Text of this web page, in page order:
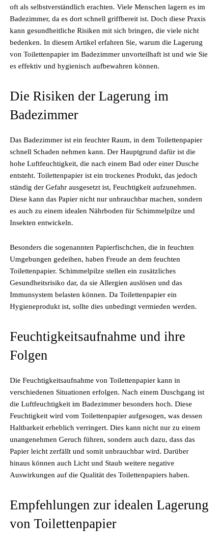
oft als selbstverständlich erachten. Viele Menschen lagern es im
Badezimmer, da es dort schnell griffbereit ist. Doch diese Praxis
kann gesundheitliche Risiken mit sich bringen, die viele nicht
bedenken. In diesem Artikel erfahren Sie, warum die Lagerung
von Toilettenpapier im Badezimmer unvorteilhaft ist und wie Sie
es effektiv und hygienisch aufbewahren können.
Die Risiken der Lagerung im
Badezimmer
Das Badezimmer ist ein feuchter Raum, in dem Toilettenpapier
schnell Schaden nehmen kann. Der Hauptgrund dafür ist die
hohe Luftfeuchtigkeit, die nach einem Bad oder einer Dusche
entsteht. Toilettenpapier ist ein trockenes Produkt, das jedoch
ständig der Gefahr ausgesetzt ist, Feuchtigkeit aufzunehmen.
Diese kann das Papier nicht nur unbrauchbar machen, sondern
es auch zu einem idealen Nährboden für Schimmelpilze und
Insekten entwickeln.
Besonders die sogenannten Papierfischchen, die in feuchten
Umgebungen gedeihen, haben Freude an dem feuchten
Toilettenpapier. Schimmelpilze stellen ein zusätzliches
Gesundheitsrisiko dar, da sie Allergien auslösen und das
Immunsystem belasten können. Da Toilettenpapier ein
Hygieneprodukt ist, sollte dies unbedingt vermieden werden.
Feuchtigkeitsaufnahme und ihre
Folgen
Die Feuchtigkeitsaufnahme von Toilettenpapier kann in
verschiedenen Situationen erfolgen. Nach einem Duschgang ist
die Luftfeuchtigkeit im Badezimmer besonders hoch. Diese
Feuchtigkeit wird vom Toilettenpapier aufgesogen, was dessen
Haltbarkeit erheblich verringert. Dies kann nicht nur zu einem
unangenehmen Geruch führen, sondern auch dazu, dass das
Papier leicht zerfällt und somit unbrauchbar wird. Darüber
hinaus können auch Licht und Staub weitere negative
Auswirkungen auf die Qualität des Toilettenpapiers haben.
Empfehlungen zur idealen Lagerung
von Toilettenpapier